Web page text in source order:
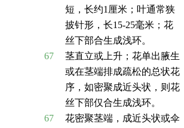
短，长约1厘米；叶通常狭
披针形，长15-25毫米；花
丝下部合生成浅环。
67
茎直立或上升；花单出腋生
或在茎端排成疏松的总状花
序，如密聚成近头状，则花
丝下部仅合生成浅环。
67
花密聚茎端，成近头状或伞